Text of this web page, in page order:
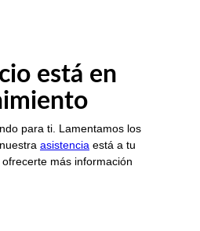
está en
para ti. Lamentamos los
asistencia está a tu
más información